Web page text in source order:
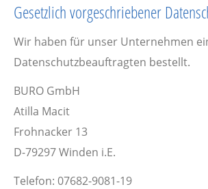
Gesetzlich vorgeschriebener
Wir haben für unser Unternehmen
Datenschutzbeauftragten bestellt.
BURO GmbH
Atilla Macit
Frohnacker 13
D-79297 Winden i.E.
Telefon: 07682-9081-19